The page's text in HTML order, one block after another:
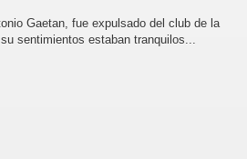
Gaetan, fue expulsado del club de la
sentimientos estaban tranquilos...